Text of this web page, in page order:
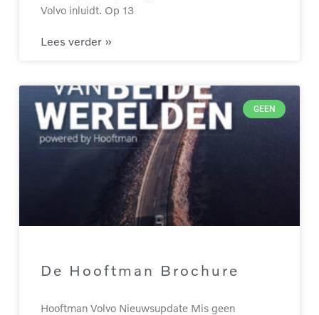
Volvo inluidt. Op 13
Lees verder »
GEEN
De Hooftman Brochure
Hooftman Volvo Nieuwsupdate Mis geen